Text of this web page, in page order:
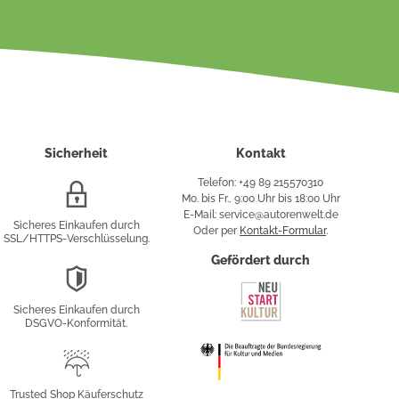
Sicherheit
Verschlüsselung
Sicheres Einkaufen durch
SSL/HTTPS-Verschlüsselung.
Sicheres Einkaufen durch
DSGVO-Konformität.
Trusted Shop Käuferschutz
Kontakt
Telefon: +49 89 215570310
Mo. bis Fr., 9:00 Uhr bis 18:00 Uhr
E-Mail: service@autorenwelt.de
Oder per Kontakt-Formular.
Gefördert durch